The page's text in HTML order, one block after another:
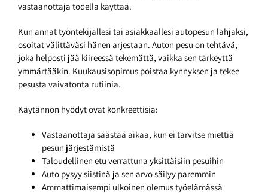
vastaanottaja todella käyttää.
Kun annat työntekijällesi tai asiakkaallesi autopesun lahjaksi,
osoitat välittäväsi hänen arjestaan. Auton pesu on tehtävä,
joka helposti jää kiireessä tekemättä, vaikka sen tärkeyttä
ymmärtääkin. Kuukausisopimus poistaa kynnyksen ja tekee
pesusta vaivatonta rutiinia.
Käytännön hyödyt ovat konkreettisia:
Vastaanottaja säästää aikaa, kun ei tarvitse miettiä
pesun järjestämistä
Taloudellinen etu verrattuna yksittäisiin pesuihin
Auto pysyy siistinä ja sen arvo säilyy paremmin
Ammattimaisempi ulkoinen olemus työelämässä